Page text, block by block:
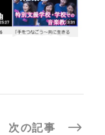
次の記事